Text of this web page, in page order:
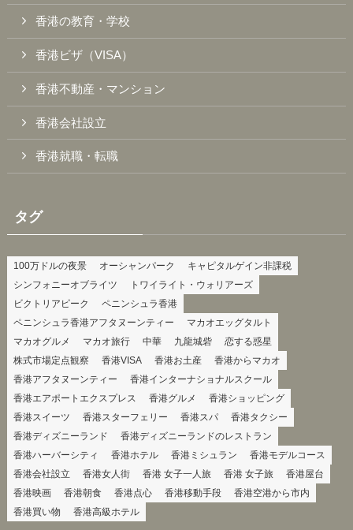
香港の教育・学校
香港ビザ（VISA）
香港不動産・マンション
香港会社設立
香港就職・転職
タグ
100万ドルの夜景 オーシャンパーク
キャピタルゲイン非課税
シンフォニーオブライツ
トワイライト・ウォリアーズ
ビクトリアピーク
ペニンシュラ香港
ペニンシュラ香港アフタヌーンティー
マカオエッグタルト
マカオグルメ
マカオ旅行 中華 九龍城砦
恋する惑星
株式市場定点観察
香港VISA 香港お土産
香港からマカオ
香港アフタヌーンティー
香港インターナショナルスクール
香港エアポートエクスプレス
香港グルメ
香港ショッピング
香港スイーツ
香港スターフェリー 香港スパ
香港タクシー
香港ディズニーランド
香港ディズニーランドのレストラン
香港ハーバーシティ
香港ホテル 香港ミシュラン
香港モデルコース
香港会社設立
香港女人街 香港 女子一人旅 香港 女子旅
香港屋台
香港映画
香港朝食 香港点心 香港移動手段
香港空港から市内
香港買い物
香港高級ホテル